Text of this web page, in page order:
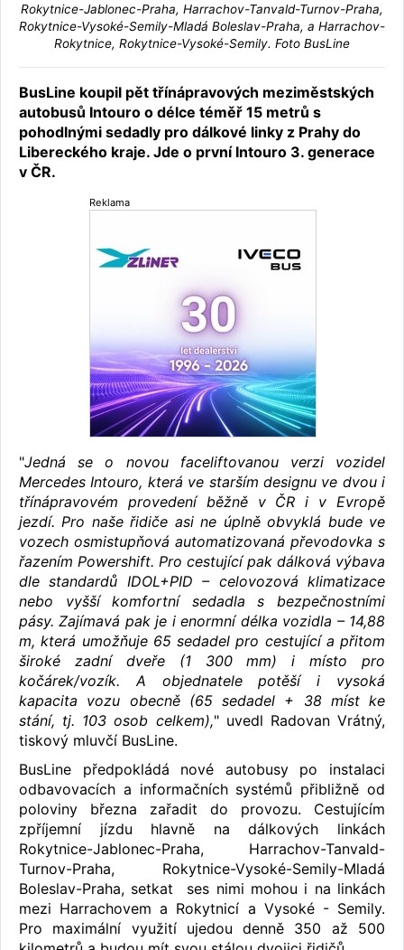
Rokytnice-Jablonec-Praha, Harrachov-Tanvald-Turnov-Praha,
Rokytnice-Vysoké-Semily-Mladá Boleslav-Praha, a Harrachov-
Rokytnice, Rokytnice-Vysoké-Semily. Foto BusLine
BusLine koupil pět třínápravových meziměstských
autobusů Intouro o délce téměř 15 metrů s
pohodlnými sedadly pro dálkové linky z Prahy do
Libereckého kraje. Jde o první Intouro 3. generace
v ČR.
Reklama
"Jedná se o novou faceliftovanou verzi vozidel
Mercedes Intouro, která ve starším designu ve dvou i
třínápravovém provedení běžně v ČR i v Evropě
jezdí. Pro naše řidiče asi ne úplně obvyklá bude ve
vozech osmistupňová automatizovaná převodovka s
řazením Powershift. Pro cestující pak dálková výbava
dle standardů IDOL+PID – celovozová klimatizace
nebo vyšší komfortní sedadla s bezpečnostními
pásy. Zajímavá pak je i enormní délka vozidla – 14,88
m, která umožňuje 65 sedadel pro cestující a přitom
široké zadní dveře (1 300 mm) i místo pro
kočárek/vozík. A objednatele potěší i vysoká
kapacita vozu obecně (65 sedadel + 38 míst ke
stání, tj. 103 osob celkem)," uvedl Radovan Vrátný,
tiskový mluvčí BusLine.
BusLine předpokládá nové autobusy po instalaci
odbavovacích a informačních systémů přibližně od
poloviny března zařadit do provozu. Cestujícím
zpříjemní jízdu hlavně na dálkových linkách
Rokytnice-Jablonec-Praha, Harrachov-Tanvald-
Turnov-Praha, Rokytnice-Vysoké-Semily-Mladá
Boleslav-Praha, setkat ses nimi mohou i na linkách
mezi Harrachovem a Rokytnicí a Vysoké - Semily.
Pro maximální využití ujedou denně 350 až 500